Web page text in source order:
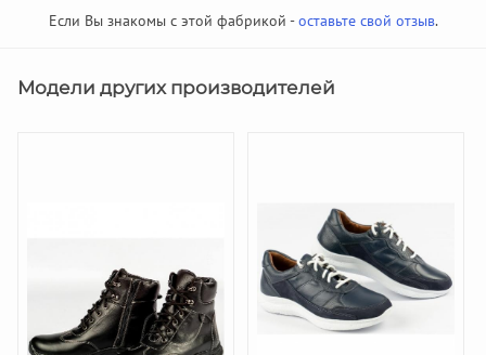
Если Вы знакомы с этой фабрикой -оставьте свой отзыв.
Модели других производителей